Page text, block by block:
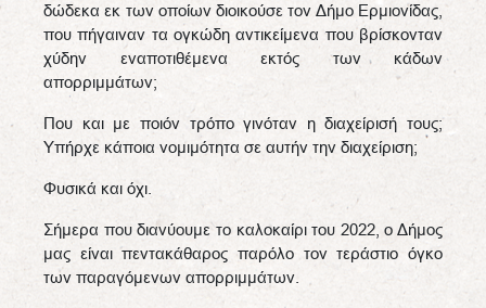
δώδεκα εκ των οποίων διοικούσε τον Δήμο Ερμιονίδας,
που πήγαιναν τα ογκώδη αντικείμενα που βρίσκονταν
χύδην εναποτιθέμενα εκτός των κάδων
απορριμμάτων;
Που και με ποιόν τρόπο γινόταν η διαχείρισή τους;
Υπήρχε κάποια νομιμότητα σε αυτήν την διαχείριση;
Φυσικά και όχι.
Σήμερα που διανύουμε το καλοκαίρι του 2022, ο Δήμος
μας είναι πεντακάθαρος παρόλο τον τεράστιο όγκο
των παραγόμενων απορριμμάτων.